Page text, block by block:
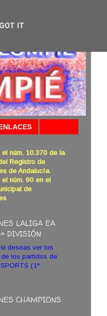
el núm. 10.370 de la
Registro de
de Andalucía.
el núm. 90 en el
de
LALIGA EA
DIVISIÓN
deseas ver los
de los partidos de
(1ª
CHAMPIONS
GOT IT